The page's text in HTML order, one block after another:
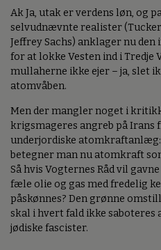
Ak Ja, utak er verdens løn, og
selvudnævnte realister
Jeffrey Sachs) anklager nu
for at lokke Vesten ind i Tredje
mullaherne ikke ejer – ja, slet
atomvåben.
Men der mangler noget i
krigsmageres angreb på Irans
underjordiske
betegner man nu atomkraft
Så hvis Vogternes Råd vil
fæle olie og gas med fredelig
påskønnes? Den grønne
skal i hvert fald ikke
jødiske fascister.